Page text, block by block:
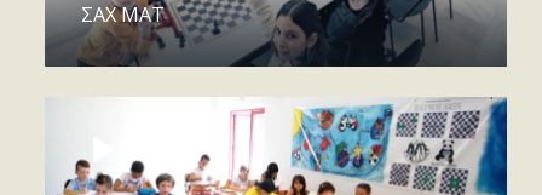
ΣΑΧ ΜΑΤ